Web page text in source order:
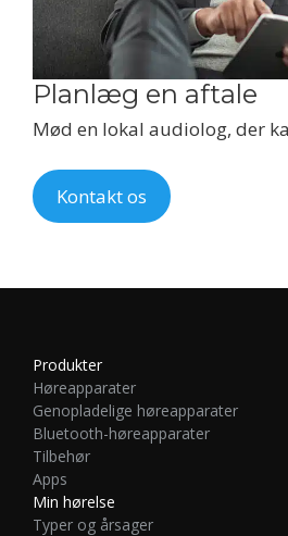
Planlæg en aftale
Mød en lokal audiolog, der
Kontakt os
Produkter
Høreapparater
Genopladelige høreapparater
Bluetooth-høreapparater
Tilbehør
Apps
Min hørelse
Typer og årsager